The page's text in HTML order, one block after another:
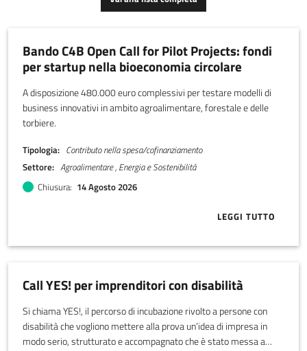
Bando C4B Open Call for Pilot Projects: fondi
per startup nella bioeconomia circolare
A disposizione 480.000 euro complessivi per testare modelli di
business innovativi in ambito agroalimentare, forestale e delle
torbiere.
Tipologia
Contributo nella spesa/cofinanziamento
Settore
Agroalimentare , Energia e Sostenibilità
Chiusura 14 Agosto 2026
LEGGI TUTTO
ABOUT
Call YES! per imprenditori con disabilità
Si chiama YES!, il percorso di incubazione rivolto a persone con
disabilità che vogliono mettere alla prova un’idea di impresa in
modo serio, strutturato e accompagnato che è stato messa a